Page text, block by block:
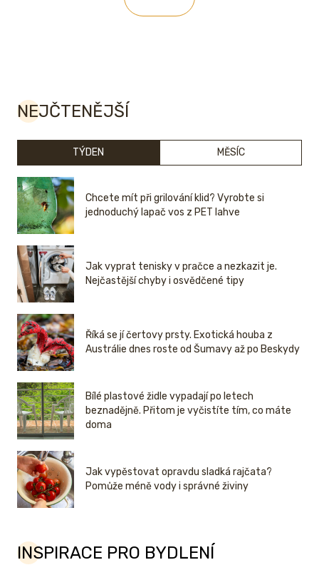
NEJČTENĚJŠÍ
TÝDEN MĚSÍC
Chcete mít při grilování klid? Vyrobte si
jednoduchý lapač vos z PET lahve
Jak vyprat tenisky v pračce a nezkazit je.
Nejčastější chyby i osvědčené tipy
Říká se jí čertovy prsty. Exotická houba z
Austrálie dnes roste od Šumavy až po Beskydy
Bílé plastové židle vypadají po letech
beznadějně. Přitom je vyčistíte tím, co máte
doma
Jak vypěstovat opravdu sladká rajčata?
Pomůže méně vody i správné živiny
INSPIRACE PRO BYDLENÍ